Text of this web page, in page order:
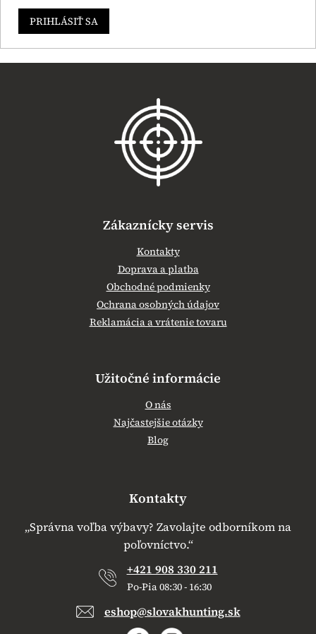
PRIHLÁSIŤ SA
Z
Zákaznícky servis
Kontakty
Doprava a platba
Obchodné podmienky
Ochrana osobných údajov
Reklamácia a vrátenie tovaru
Užitočné informácie
O nás
Najčastejšie otázky
Blog
Kontakty
„Správna voľba výbavy? Zavolajte odborníkom na
poľovníctvo.“
+421 908 330 211
Po-Pia 08:30 - 16:30
eshop@slovakhunting.sk